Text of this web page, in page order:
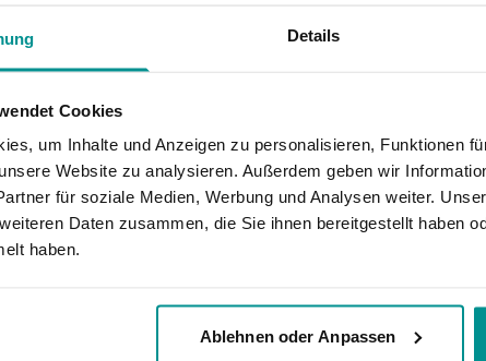
Details
Cookies
um Inhalte und Anzeigen zu personalisieren, Funktionen
Website zu analysieren. Außerdem geben wir
für soziale Medien, Werbung und Analysen weiter.
Daten zusammen, die Sie ihnen bereitgestellt haben
haben.
Ablehnen oder Anpassen
wunderbar.